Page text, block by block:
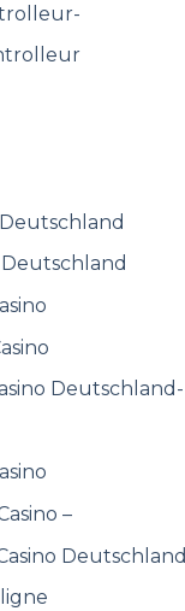
Deutschland-
–
Deutschland